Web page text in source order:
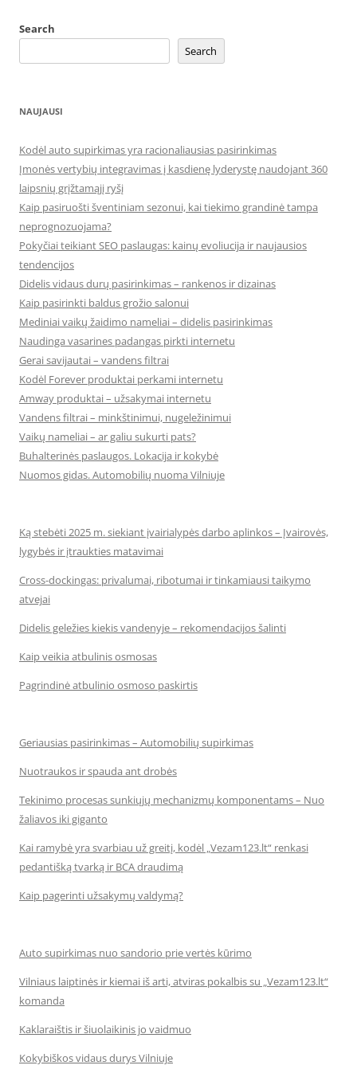
Search
Search
NAUJAUSI
Kodėl auto supirkimas yra racionaliausias pasirinkimas
Įmonės vertybių integravimas į kasdienę lyderystę naudojant 360
laipsnių grįžtamąjį ryšį
Kaip pasiruošti šventiniam sezonui, kai tiekimo grandinė tampa
neprognozuojama?
Pokyčiai teikiant SEO paslaugas: kainų evoliucija ir naujausios
tendencijos
Didelis vidaus durų pasirinkimas – rankenos ir dizainas
Kaip pasirinkti baldus grožio salonui
Mediniai vaikų žaidimo nameliai – didelis pasirinkimas
Naudinga vasarines padangas pirkti internetu
Gerai savijautai – vandens filtrai
Kodėl Forever produktai perkami internetu
Amway produktai – užsakymai internetu
Vandens filtrai – minkštinimui, nugeležinimui
Vaikų nameliai – ar galiu sukurti pats?
Buhalterinės paslaugos. Lokacija ir kokybė
Nuomos gidas. Automobilių nuoma Vilniuje
Ką stebėti 2025 m. siekiant įvairialypės darbo aplinkos – Įvairovės,
lygybės ir įtraukties matavimai
Cross-dockingas: privalumai, ribotumai ir tinkamiausi taikymo
atvejai
Didelis geležies kiekis vandenyje – rekomendacijos šalinti
Kaip veikia atbulinis osmosas
Pagrindinė atbulinio osmoso paskirtis
Geriausias pasirinkimas – Automobilių supirkimas
Nuotraukos ir spauda ant drobės
Tekinimo procesas sunkiųjų mechanizmų komponentams – Nuo
žaliavos iki giganto
Kai ramybė yra svarbiau už greitį, kodėl „Vezam123.lt“ renkasi
pedantišką tvarką ir BCA draudimą
Kaip pagerinti užsakymų valdymą?
Auto supirkimas nuo sandorio prie vertės kūrimo
Vilniaus laiptinės ir kiemai iš arti, atviras pokalbis su „Vezam123.lt“
komanda
Kaklaraištis ir šiuolaikinis jo vaidmuo
Kokybiškos vidaus durys Vilniuje